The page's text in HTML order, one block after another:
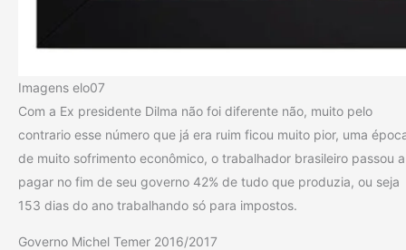
Imagens elo07
Com a Ex presidente Dilma não foi diferente não, muito pelo
contrario esse número que já era ruim ficou muito pior, uma
de muito sofrimento econômico, o trabalhador brasileiro passou a
pagar no fim de seu governo 42% de tudo que produzia, ou seja
153 dias do ano trabalhando só para impostos.
Governo Michel Temer 2016/2017